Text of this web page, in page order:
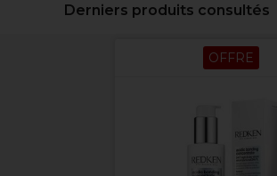
Derniers produits consultés
OFFRE